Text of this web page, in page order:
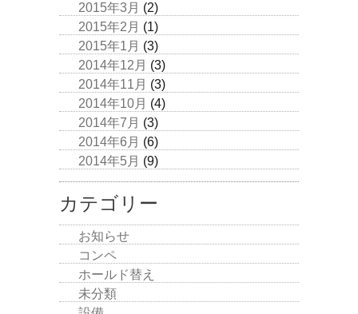
2015年3月 (2)
2015年2月 (1)
2015年1月 (3)
2014年12月 (3)
2014年11月 (3)
2014年10月 (4)
2014年7月 (3)
2014年6月 (6)
2014年5月 (9)
カテゴリー
お知らせ
コンペ
ホールド替え
未分類